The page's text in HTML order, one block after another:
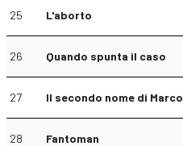
25 L'aborto
26 Quando spunta il caso
27 Il secondo nome di Marco
28 Fantoman